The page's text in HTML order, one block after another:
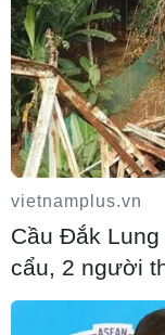
Sản lượng
trong nửa
06/08/2026 03:41
Techcom Life
bài toán bảo
vietnamplus.vn
Cầu Đắk
cẩu, 2 người